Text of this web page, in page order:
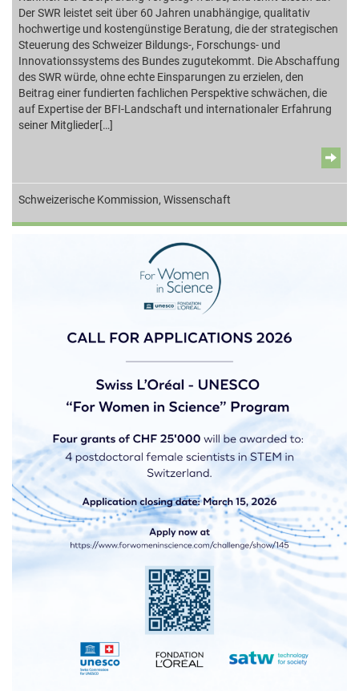
Der SWR leistet seit über 60 Jahren unabhängige, qualitativ
hochwertige und kostengünstige Beratung, die der strategischen
Steuerung des Schweizer Bildungs-, Forschungs- und
Innovationssystems des Bundes zugutekommt. Die Abschaffung
des SWR würde, ohne echte Einsparungen zu erzielen, den
Beitrag einer fundierten fachlichen Perspektive schwächen, die
auf Expertise der BFI-Landschaft und internationaler Erfahrung
seiner Mitglieder[…]
Schweizerische Kommission, Wissenschaft